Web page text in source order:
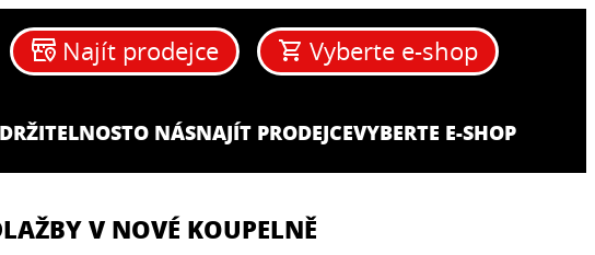
O NÁSNAJÍT PRODEJCEVYBERTE E-SHOP
Najít prodejce Vyberte e-shop
V NOVÉ KOUPELNĚ